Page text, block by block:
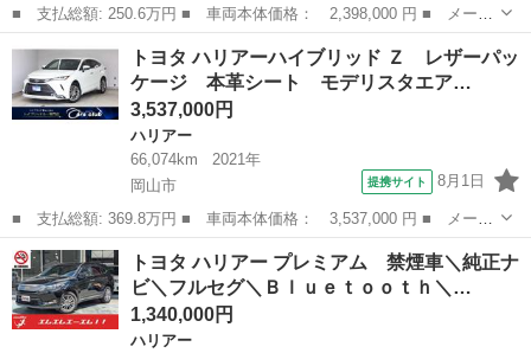
■ 支払総額: 250.6万円 ■ 車両本体価格： 2,398,000 円 ■ メーカ
ー名： トヨタ ■ 車種名： ハリアー ■ グレード名： プログレ
ス １年保証付・禁煙車・ムーンルーフ・ＪＢＬ・ナビ・ＴＶ・ブル
ーレイ再...
岡山 岡山市 ハリアー
トヨタ ハリアーハイブリッド Ｚ レザーパッ
ケージ 本革シート モデリスタエア…
3,537,000円
ハリアー
66,074km
2021年
岡山市
提携サイト 8月1日
■ 支払総額: 369.8万円 ■ 車両本体価格： 3,537,000 円 ■ メーカ
ー名： トヨタ ■ 車種名： ハリアーハイブリッド ■ グレード
名： Ｚ レザーパッケージ 本革シート モデリスタエアロ ＪＢ
Ｌプレミア...
岡山 岡山市 ハリアー
トヨタ ハリアー プレミアム 禁煙車＼純正ナ
ビ＼フルセグ＼Ｂｌｕｅｔｏｏｔｈ＼…
1,340,000円
ハリアー